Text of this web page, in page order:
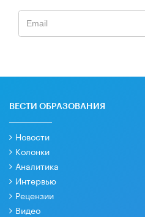
ВЕСТИ ОБРАЗОВАНИЯ
Новости
Колонки
Аналитика
Интервью
Рецензии
Видео